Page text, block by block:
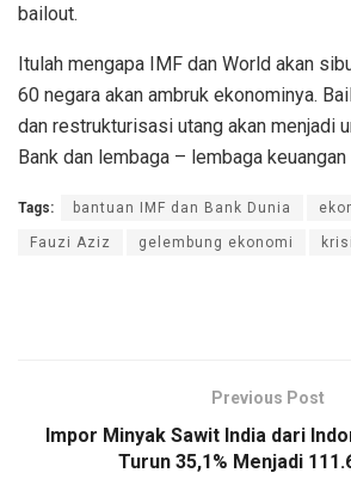
bailout.
Itulah mengapa IMF dan World akan
60 negara akan ambruk ekonominya.
dan restrukturisasi utang akan menjadi
Bank dan lembaga – lembaga
Tags: bantuan IMF dan Bank Dunia
Fauzi Aziz gelembung ekonomi
Previous Post
Impor Minyak Sawit India dari
Turun 35,1% Menjadi